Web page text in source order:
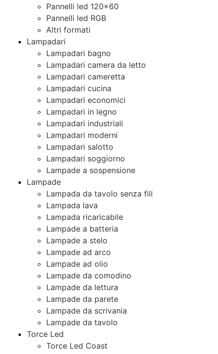
Pannelli led 120×60
Pannelli led RGB
Altri formati
Lampadari
Lampadari bagno
Lampadari camera da letto
Lampadari cameretta
Lampadari cucina
Lampadari economici
Lampadari in legno
Lampadari industriali
Lampadari moderni
Lampadari salotto
Lampadari soggiorno
Lampade a sospensione
Lampade
Lampada da tavolo senza fili
Lampada lava
Lampada ricaricabile
Lampade a batteria
Lampade a stelo
Lampade ad arco
Lampade ad olio
Lampade da comodino
Lampade da lettura
Lampade da parete
Lampade da scrivania
Lampade da tavolo
Torce Led
Torce Led Coast